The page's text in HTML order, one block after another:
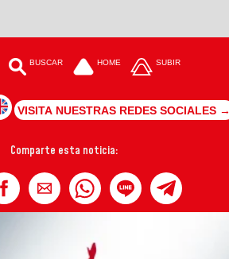
BUSCAR HOME SUBIR
VISITA NUESTRAS REDES SOCIALES →
Comparte esta noticia: